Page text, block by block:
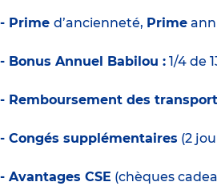
- Prime d’ancienneté, Prime
- Bonus Annuel Babilou : 1/4 de
- Remboursement des
- Congés supplémentaires (2
- Avantages CSE (chèques